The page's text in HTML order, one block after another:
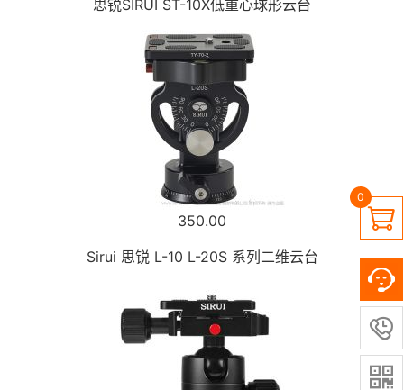

0


思锐SIRUI ST-10X低重心球形云台
350.00
Sirui 思锐 L-10 L-20S 系列二维云台